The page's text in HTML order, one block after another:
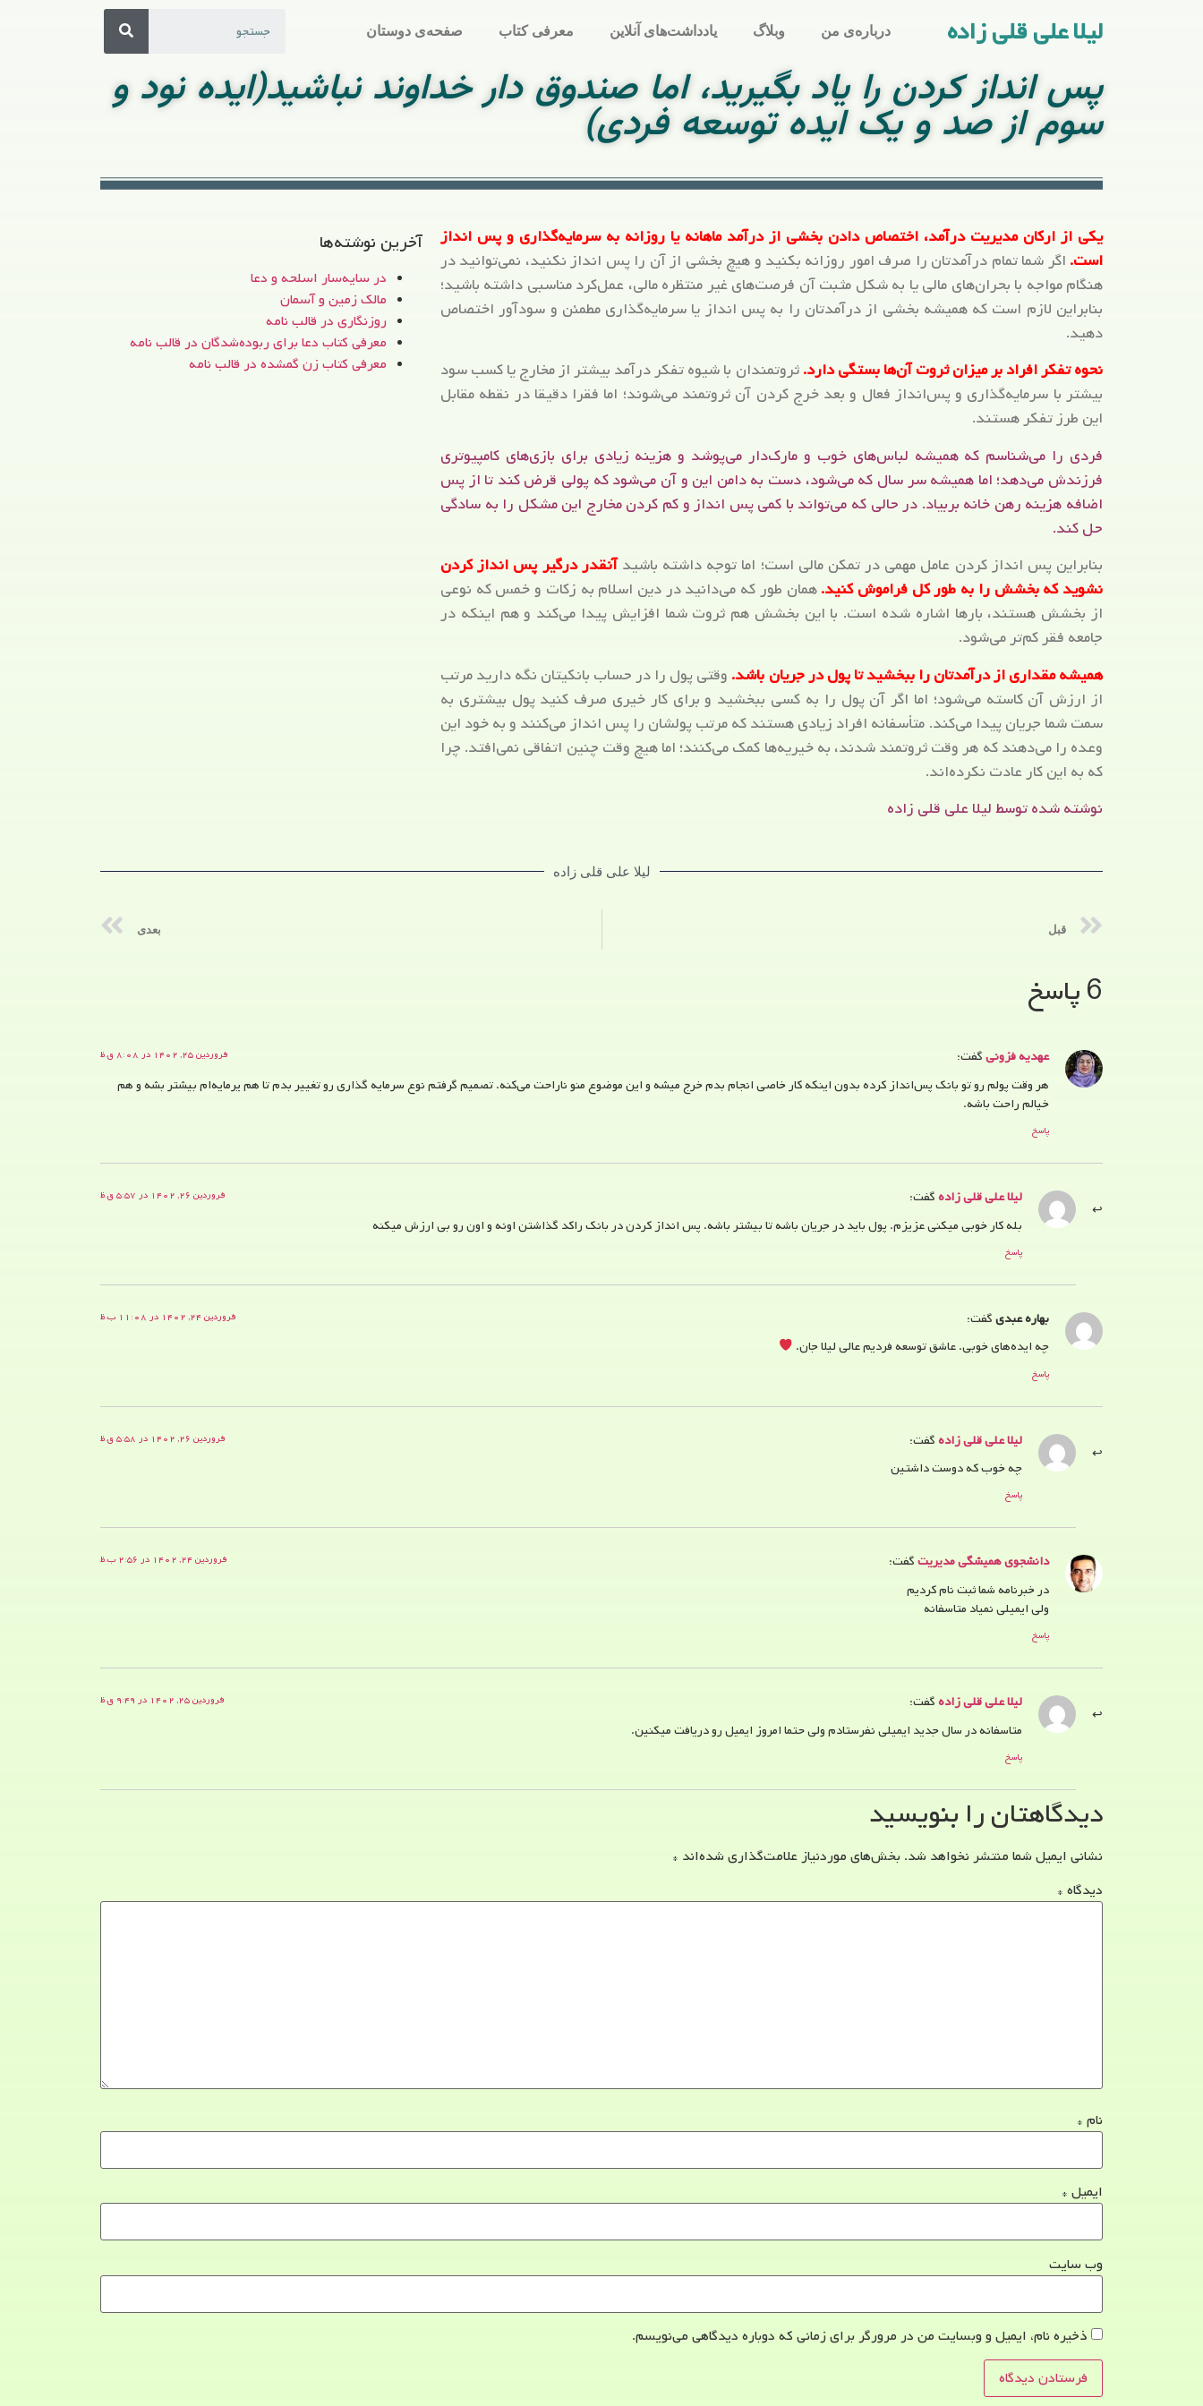
لیلا علی قلی زاده درباره‌ی من وبلاگ یادداشت‌های آنلاین معرفی کتاب صفحه‌ی دوستان
پس انداز کردن را یاد بگیرید، اما صندوق دار خداوند نباشید(ایده نود و
سوم از صد و یک ایده توسعه فردی)
یکی از ارکان مدیریت درآمد، اختصاص دادن بخشی از درآمد ماهانه یا روزانه به سرمایه‌گذاری و پس انداز
است. اگر شما تمام درآمدتان را صرف امور روزانه بکنید و هیچ بخشی از آن را پس انداز نکنید، نمی‌توانید در
هنگام مواجه با بحران‌های مالی یا به شکل مثبت آن فرصت‌های غیر منتظره مالی، عمل‌کرد مناسبی داشته باشید؛
بنابراین لازم است که همیشه بخشی از درآمدتان را به پس انداز یا سرمایه‌گذاری مطمئن و سودآور اختصاص
دهید.
نحوه تفکر افراد بر میزان ثروت آن‌ها بستگی دارد.ثروتمندان با شیوه تفکر درآمد بیشتر از مخارج یا کسب سود
بیشتر با سرمایه‌گذاری و پس‌انداز فعال و بعد خرج کردن آن ثروتمند می‌شوند؛ اما فقرا دقیقا در نقطه مقابل
این طرز تفکر هستند.
فردی را می‌شناسم که همیشه لباس‌های خوب و مارک‌دار می‌پوشد و هزینه زیادی برای بازی‌های کامپیوتری
فرزندش می‌دهد؛ اما همیشه سر سال که می‌شود، دست به دامن این و آن می‌شود که پولی قرض کند تا از پس
اضافه هزینه رهن خانه بربیاد. در حالی که می‌تواند با کمی پس انداز و کم کردن مخارج این مشکل را به سادگی
حل کند.
بنابراین پس انداز کردن عامل مهمی در تمکن مالی است؛ اما توجه داشته باشیدآنقدر درگیر پس انداز کردن
نشوید که بخشش را به طور کل فراموش کنید.همان طور که می‌دانید در دین اسلام به زکات و خمس که نوعی
از بخشش هستند، بارها اشاره شده است. با این بخشش هم ثروت شما افزایش پیدا می‌کند و هم اینکه در
جامعه فقر کم‌تر می‌شود.
همیشه مقداری از درآمدتان را ببخشید تا پول در جریان باشد. وقتی پول را در حساب بانکیتان نگه دارید مرتب
از ارزش آن کاسته می‌شود؛ اما اگر آن پول را به کسی ببخشید و برای کار خیری صرف کنید پول بیشتری به
سمت شما جریان پیدا می‌کند. متأسفانه افراد زیادی هستند که مرتب پولشان را پس انداز می‌کنند و به خود این
وعده را می‌دهند که هر وقت ثروتمند شدند، به خیریه‌ها کمک می‌کنند؛ اما هیچ وقت چنین اتفاقی نمی‌افتد. چرا
که به این کار عادت نکرده‌اند.
نوشته شده توسط لیلا علی قلی زاده
آخرین نوشته‌ها
در سایه‌سار اسلحه و دعا
مالک زمین و آسمان
روزنگاری در قالب نامه
معرفی کتاب دعا برای ربوده‌شدگان در قالب نامه
معرفی کتاب زن‌ گمشده در قالب نامه
لیلا علی قلی زاده
قبل بعدی
6 پاسخ
عهدیه فزونیگفت: فروردین ۲۵, ۱۴۰۲ در ۸:۰۸ ق.ظ
هر وقت پولم رو تو بانک پس‌انداز کرده بدون اینکه کار خاصی انجام بدم خرج میشه و این موضوع منو ناراحت می‌کنه. تصمیم گرفتم نوع سرمایه گذاری رو تغییر بدم تا هم یرمایه‌ام بیشتر بشه و هم
خیالم راحت باشه.
پاسخ
لیلا علی قلی زادهگفت: فروردین ۲۶, ۱۴۰۲ در ۵:۵۷ ق.ظ
بله کار خوبی میکنی عزیزم. پول باید در جریان باشه تا بیشتر باشه. پس انداز کردن در بانک راکد گذاشتن اونه و اون رو بی ارزش میکنه
پاسخ
بهاره عبدیگفت: فروردین ۲۴, ۱۴۰۲ در ۱۱:۰۸ ب.ظ
چه ایده‌های خوبی. عاشق توسعه فردیم‌‌ عالی لیلا جان.
پاسخ
لیلا علی قلی زادهگفت: فروردین ۲۶, ۱۴۰۲ در ۵:۵۸ ق.ظ
چه خوب که دوست داشتین
پاسخ
دانشجوی همیشگی مدیریتگفت: فروردین ۲۴, ۱۴۰۲ در ۲:۵۶ ب.ظ
در خبرنامه شما ثبت نام کردیم
ولی ایمیلی نمیاد متاسفانه
پاسخ
لیلا علی قلی زادهگفت: فروردین ۲۵, ۱۴۰۲ در ۹:۴۹ ق.ظ
متاسفانه در سال جدید ایمیلی نفرستادم ولی حتما امروز ایمیل رو دریافت میکنین.
پاسخ
دیدگاهتان را بنویسید
نشانی ایمیل شما منتشر نخواهد شد. بخش‌های موردنیاز علامت‌گذاری شده‌اند *
دیدگاه *
نام *
ایمیل *
وب‌ سایت
ذخیره نام، ایمیل و وبسایت من در مرورگر برای زمانی که دوباره دیدگاهی می‌نویسم.